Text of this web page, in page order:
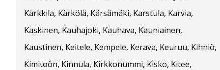
Karkkila, Kärkölä, Kärsämäki, Karstula, Karvia,
Kaskinen, Kauhajoki, Kauhava, Kauniainen,
Kaustinen, Keitele, Kempele, Kerava, Keuruu, Kihniö,
Kimitoön, Kinnula, Kirkkonummi, Kisko, Kitee,